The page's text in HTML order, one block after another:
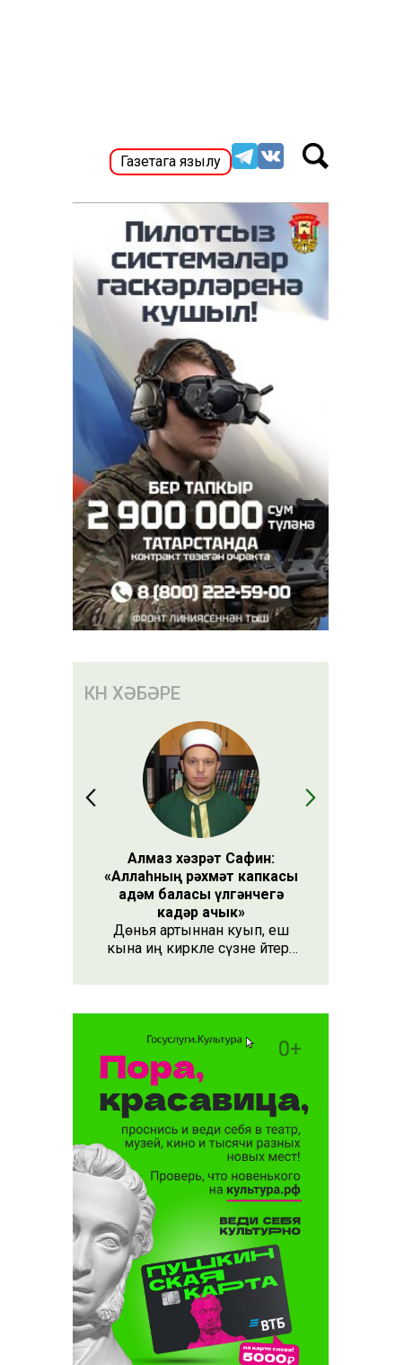
Газетага язылу
КӨН ХӘБӘРЕ
Алмаз хәзрәт Сафин:
«Аллаһның рәхмәт капкасы
адәм баласы үлгәнчегә
кадәр ачык»
Дөнья артыннан куып, еш
кына иң кирәкле сүзне әйтергә
Әлеге сүзне күршең яки
кеше бөтен яшәеше, барлыгы